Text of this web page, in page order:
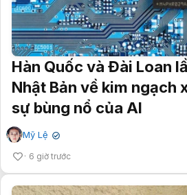
Hàn Quốc và Đài Loan
Nhật Bản về kim ngạch
sự bùng nổ của AI
Mỹ Lệ ✔
6 giờ trước